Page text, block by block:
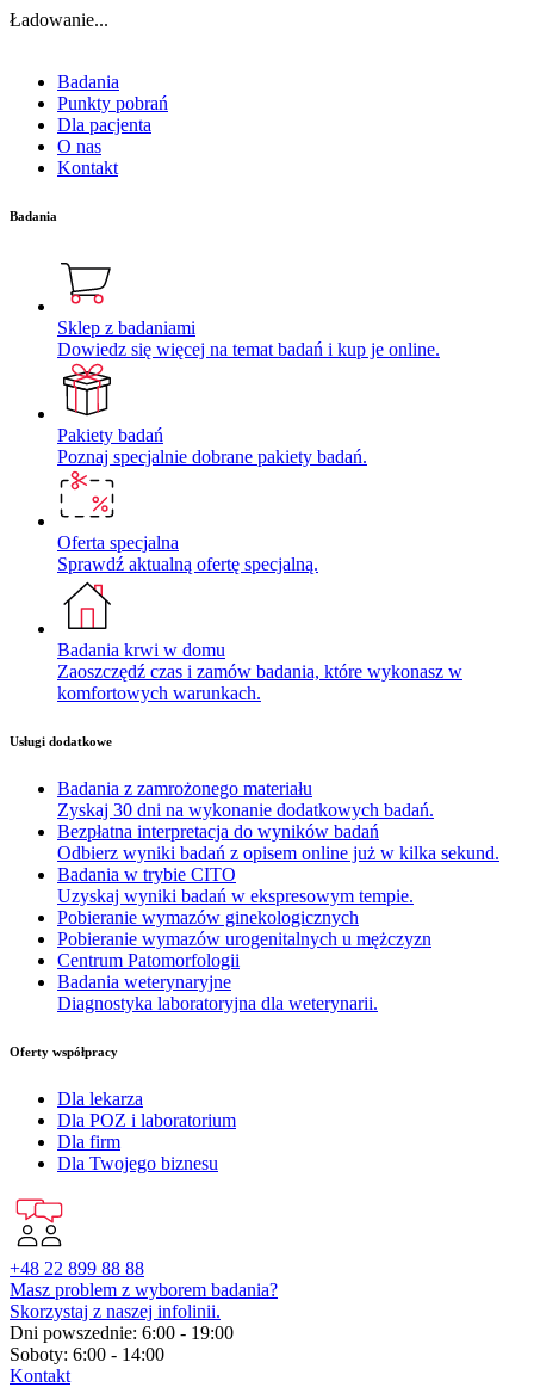
Ładowanie...
Badania
Punkty pobrań
Dla pacjenta
O nas
Kontakt
Badania
Sklep z badaniami
Dowiedz się więcej na temat badań i kup je online.
Pakiety badań
Poznaj specjalnie dobrane pakiety badań.
Oferta specjalna
Sprawdź aktualną ofertę specjalną.
Badania krwi w domu
Zaoszczędź czas i zamów badania, które wykonasz w
komfortowych warunkach.
Usługi dodatkowe
Badania z zamrożonego materiału
Zyskaj 30 dni na wykonanie dodatkowych badań.
Bezpłatna interpretacja do wyników badań
Odbierz wyniki badań z opisem online już w kilka sekund.
Badania w trybie CITO
Uzyskaj wyniki badań w ekspresowym tempie.
Pobieranie wymazów ginekologicznych
Pobieranie wymazów urogenitalnych u mężczyzn
Centrum Patomorfologii
Badania weterynaryjne
Diagnostyka laboratoryjna dla weterynarii.
Oferty współpracy
Dla lekarza
Dla POZ i laboratorium
Dla firm
Dla Twojego biznesu
+48 22 899 88 88
Masz problem z wyborem badania?
Skorzystaj z naszej infolinii.
Dni powszednie: 6:00 - 19:00
Soboty: 6:00 - 14:00
Kontakt